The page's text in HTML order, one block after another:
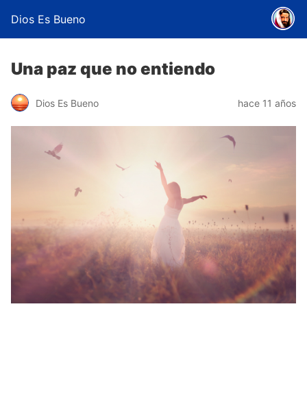
Dios Es Bueno
Una paz que no entiendo
Dios Es Bueno hace 11 años